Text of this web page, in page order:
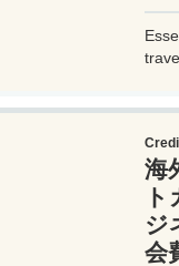
海
ジ
会